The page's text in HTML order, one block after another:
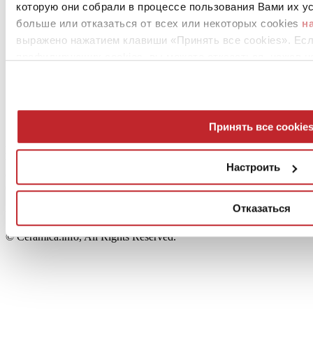
которую они собрали в процессе пользования Вами их
больше или отказаться от всех или некоторых cookies
выражено нажатием клавиши «Принять все cookies».
Принять все cookies
Настроить
Отказаться
News
aziende
Cookie Policy
Edi.Cer S.p.a. Società unipersonale
Viale Monte Santo, 40 - 41049 Sassuolo (MO) - Italy
Capitale Sociale: 2.500.000 euro - Codice fiscale e P.IVA
00853700367
© Ceramica.info, All Rights Reserved.